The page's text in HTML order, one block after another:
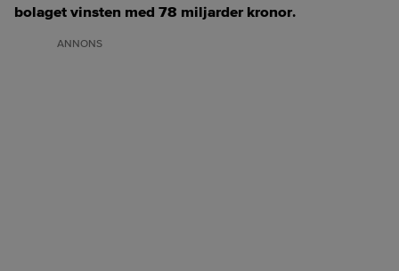
bolaget vinsten med 78 miljarder kronor.
ANNONS